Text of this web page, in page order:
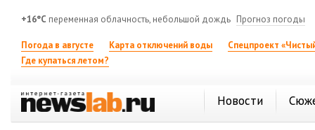
+16°C переменная облачность, небольшой дождь Прогноз погоды
Погода в августе Карта отключений воды
Спецпроект
Где купаться летом?
Новости